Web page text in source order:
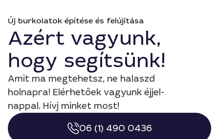
Új burkolatok építése és felújítása
Azért vagyunk,
hogy segítsünk!
Amit ma megtehetsz, ne halaszd
holnapra! Elérhetőek vagyunk éjjel-
nappal. Hívj minket most!
06 (1) 490 0436